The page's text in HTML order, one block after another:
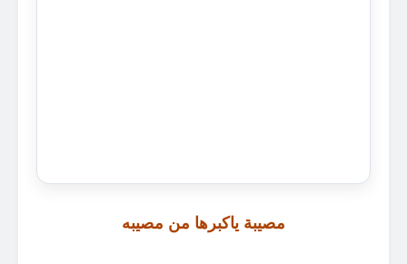
مصيبة ياكبرها من مصيبه